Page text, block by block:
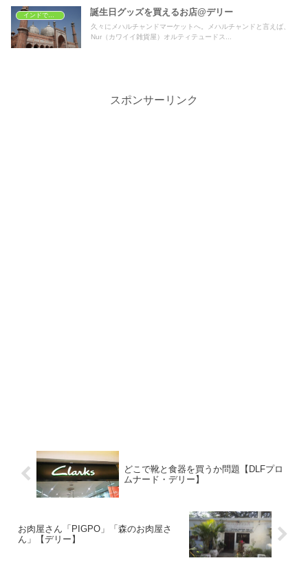
インドでショッピング 誕生日グッズを買えるお店@デリー
久々にメハルチャンドマーケットへ。メハルチャンドと言えば、
Nur（カワイイ雑貨屋）オルティテュードス...
スポンサーリンク
どこで靴と食器を買うか問題【DLFプロ
ムナード・デリー】
お肉屋さん「PIGPO」「森のお肉屋さ
ん」【デリー】